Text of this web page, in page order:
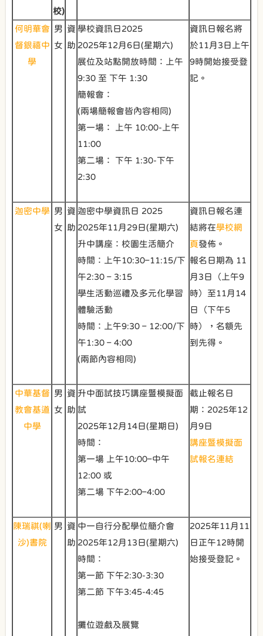
校)
何明華會
督銀禧中
學
男
女
資
助
學校資訊日2025
2025年12月6日(星期六)
展位及站點開放時間：上午
9:30 至 下午 1:30
簡報會：
(兩場簡報會皆內容相同)
第一場： 上午 10:00-上午
11:00
第二場： 下午 1:30-下午
2:30
資訊日報名將
於11月3日上午
9時開始接受登
記。
迦密中學 男
女
資
助
迦密中學資訊日 2025
2025年11月29日(星期六)
升中講座：校園生活簡介
時間：上午10:30–11:15/下
午2:30 – 3:15
學生活動巡禮及多元化學習
體驗活動
時間：上午9:30 – 12:00/下
午1:30 – 4:00
(兩節內容相同)
資訊日報名連
結將在學校網
頁發佈。
報名日期為 11
月3日（上午9
時）至11月14
日（下午5
時），名額先
到先得。
中華基督
教會基道
中學
男
女
資
助
升中面試技巧講座暨模擬面
試
2025年12月14日(星期日)
時間：
第一場 上午10:00–中午
12:00 或
第二場 下午2:00–4:00
截止報名日
期：2025年12
月9日
講座暨模擬面
試報名連結
陳瑞祺(喇
沙)書院
男 資
助
中一自行分配學位簡介會
2025年12月13日(星期六)
時間：
第一節 下午2:30-3:30
第二節 下午3:45-4:45
攤位遊戲及展覽
2025年11月11
日正午12時開
始接受登記。